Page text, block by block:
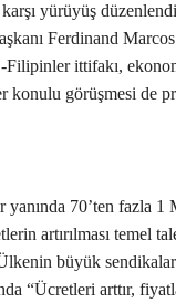
karşı yürüyüş
Ferdinand Marcos
ittifakı,
konulu görüşmesi de
yanında 70’ten fazla 1
artırılması temel
büyük
“Ücretleri arttır,